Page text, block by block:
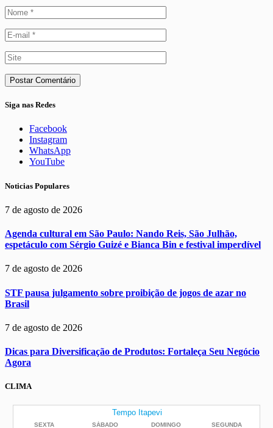
Siga nas Redes
Facebook
Instagram
WhatsApp
YouTube
Noticias Populares
7 de agosto de 2026
Agenda cultural em São Paulo: Nando Reis, São Julhão,
espetáculo com Sérgio Guizé e Bianca Bin e festival imperdível
7 de agosto de 2026
STF pausa julgamento sobre proibição de jogos de azar no
Brasil
7 de agosto de 2026
Dicas para Diversificação de Produtos: Fortaleça Seu Negócio
Agora
CLIMA